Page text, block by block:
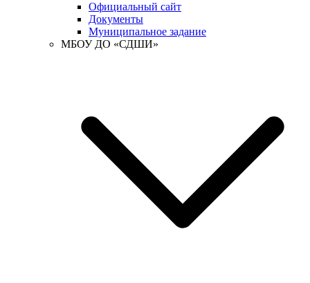
Официальный сайт
Документы
Муниципальное задание
МБОУ ДО «СДШИ»